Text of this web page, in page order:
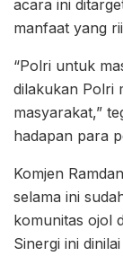
acara ini
manfaat yang
“Polri untuk
dilakukan Polri
masyarakat,”
hadapan para
Komjen
selama ini
komunitas ojol
Sinergi ini